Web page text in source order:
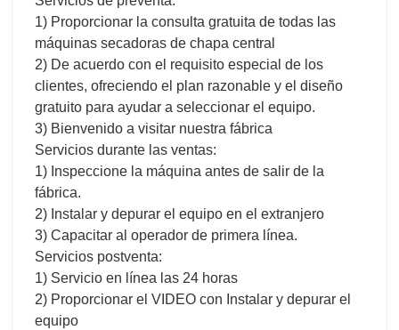
1) Proporcionar la consulta gratuita de todas las
máquinas secadoras de chapa central
2) De acuerdo con el requisito especial de los
clientes, ofreciendo el plan razonable y el diseño
gratuito para ayudar a seleccionar el equipo.
3) Bienvenido a visitar nuestra fábrica
Servicios durante las ventas:
1) Inspeccione la máquina antes de salir de la
fábrica.
2) Instalar y depurar el equipo en el extranjero
3) Capacitar al operador de primera línea.
Servicios postventa:
1) Servicio en línea las 24 horas
2) Proporcionar el VIDEO con Instalar y depurar el
equipo